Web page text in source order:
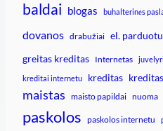
baldai blogas buhalterinės
dovanos drabužiai el.
greitas kreditas Internetas
kreditai internetu kreditas
maistas maisto papildai nuoma
paskolos paskolos internetu